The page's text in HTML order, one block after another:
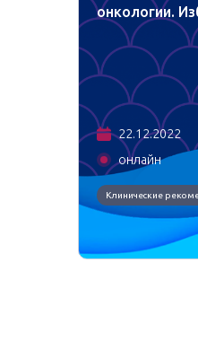
онкологии.
22.12.2022
онлайн
Клинические